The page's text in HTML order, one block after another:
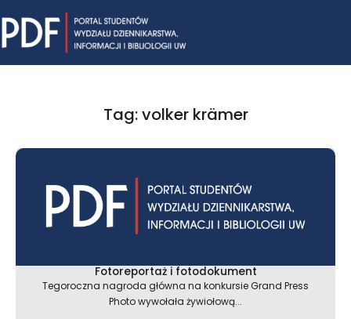
to
content
Tag: volker krämer
Fotoreportaż i fotodokument
Tegoroczna nagroda główna na konkursie Grand Press
Photo wywołała żywiołową...